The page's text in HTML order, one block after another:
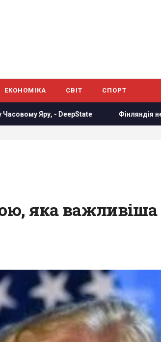
ЕКОНОМІКА СВІТ СПОРТ
Фінляндія не передаватиме
яка важливіша